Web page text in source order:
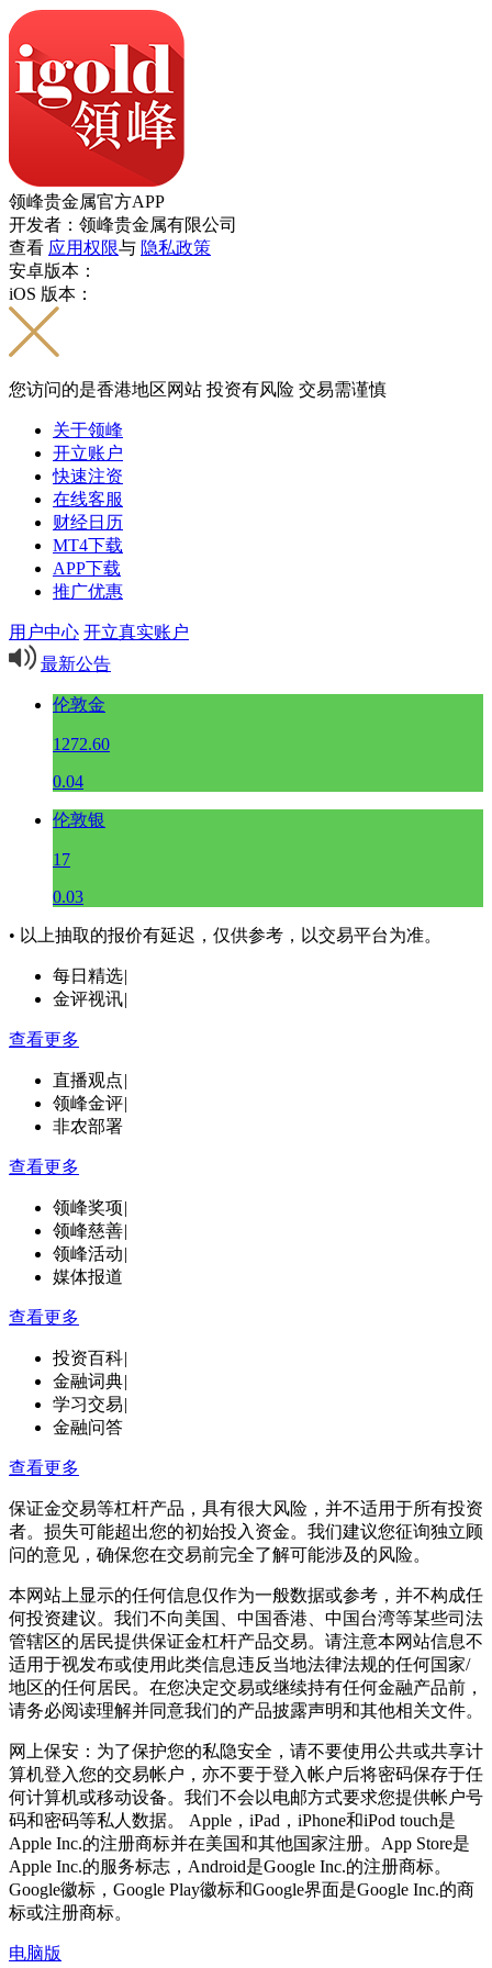
领峰贵金属官方APP
开发者：领峰贵金属有限公司
查看 应用权限与 隐私政策
安卓版本：
iOS 版本：
您访问的是香港地区网站 投资有风险 交易需谨慎
关于领峰
开立账户
快速注资
在线客服
财经日历
MT4下载
APP下载
推广优惠
用户中心 开立真实账户
最新公告
伦敦金
1272.60
0.04
伦敦银
17
0.03
• 以上抽取的报价有延迟，仅供参考，以交易平台为准。
每日精选|
金评视讯|
查看更多
直播观点|
领峰金评|
非农部署
查看更多
领峰奖项|
领峰慈善|
领峰活动|
媒体报道
查看更多
投资百科|
金融词典|
学习交易|
金融问答
查看更多
保证金交易等杠杆产品，具有很大风险，并不适用于所有投资
者。损失可能超出您的初始投入资金。我们建议您征询独立顾
问的意见，确保您在交易前完全了解可能涉及的风险。
本网站上显示的任何信息仅作为一般数据或参考，并不构成任
何投资建议。我们不向美国、中国香港、中国台湾等某些司法
管辖区的居民提供保证金杠杆产品交易。请注意本网站信息不
适用于视发布或使用此类信息违反当地法律法规的任何国家/
地区的任何居民。在您决定交易或继续持有任何金融产品前，
请务必阅读理解并同意我们的产品披露声明和其他相关文件。
网上保安：为了保护您的私隐安全，请不要使用公共或共享计
算机登入您的交易帐户，亦不要于登入帐户后将密码保存于任
何计算机或移动设备。我们不会以电邮方式要求您提供帐户号
码和密码等私人数据。 Apple，iPad，iPhone和iPod touch是
Apple Inc.的注册商标并在美国和其他国家注册。App Store是
Apple Inc.的服务标志，Android是Google Inc.的注册商标。
Google徽标，Google Play徽标和Google界面是Google Inc.的商
标或注册商标。
电脑版